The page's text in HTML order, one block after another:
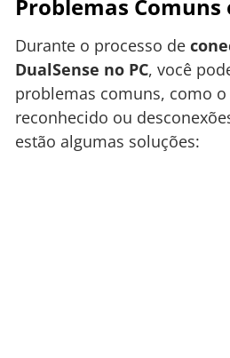
Problemas Comuns
Durante o processo de
DualSense no PC, você
problemas comuns, como
reconhecido ou
estão algumas soluções: